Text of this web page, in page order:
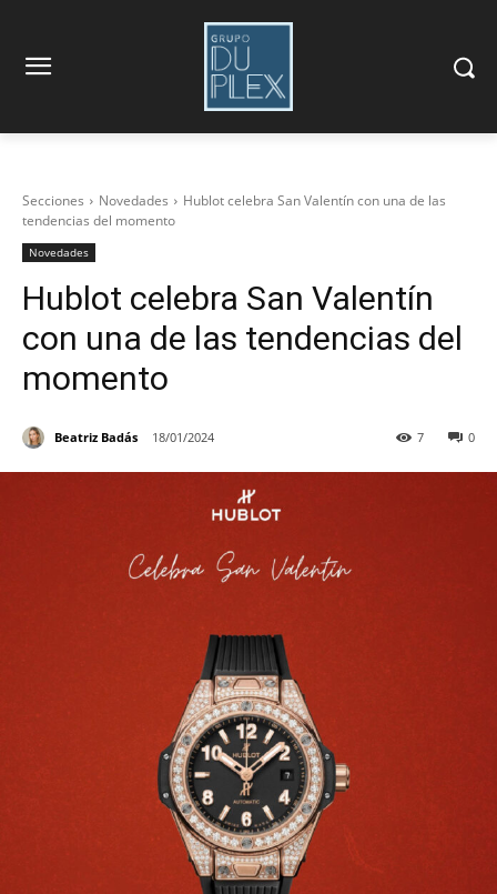
Secciones Novedades
Hublot celebra San Valentín con una de las
tendencias del momento
Novedades
Hublot celebra San Valentín
con una de las tendencias del
momento
Beatriz Badás 18/01/2024 0
7